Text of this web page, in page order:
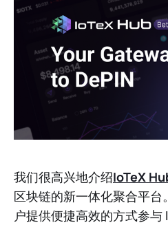
我们很高兴地介绍IoTeX
区块链的新一体化聚合平台
户提供便捷高效的方式参与